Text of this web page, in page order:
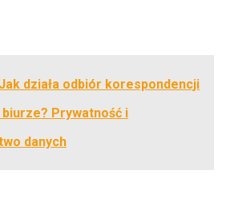
Jak działa odbiór korespondencji
Prywatność i
danych